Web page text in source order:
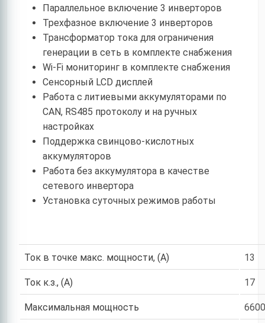
Параллельное включение 3 инверторов
Трехфазное включение 3 инверторов
Трансформатор тока для ограничения
генерации в сеть в комплекте снабжения
Wi-Fi мониторинг в комплекте снабжения
Сенсорный LCD дисплей
Работа с литиевыми аккумуляторами по
CAN, RS485 протоколу и на ручных
настройках
Поддержка свинцово-кислотных
аккумуляторов
Работа без аккумулятора в качестве
сетевого инвертора
Установка суточных режимов работы
Ток в точке макс. мощности, (А) 13
Ток к.з., (А) 17
Максимальная мощность